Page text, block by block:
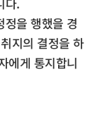
정을 행했을 경
지의 결정을 하
에게 통지합니